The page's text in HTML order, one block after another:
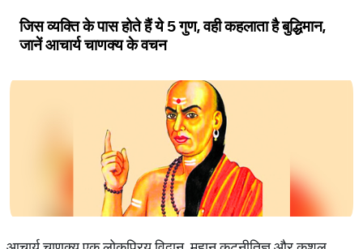
जिस व्यक्ति के पास होते हैं ये 5 गुण, वही कहलाता है बुद्धिमान,
जानें आचार्य चाणक्य के वचन